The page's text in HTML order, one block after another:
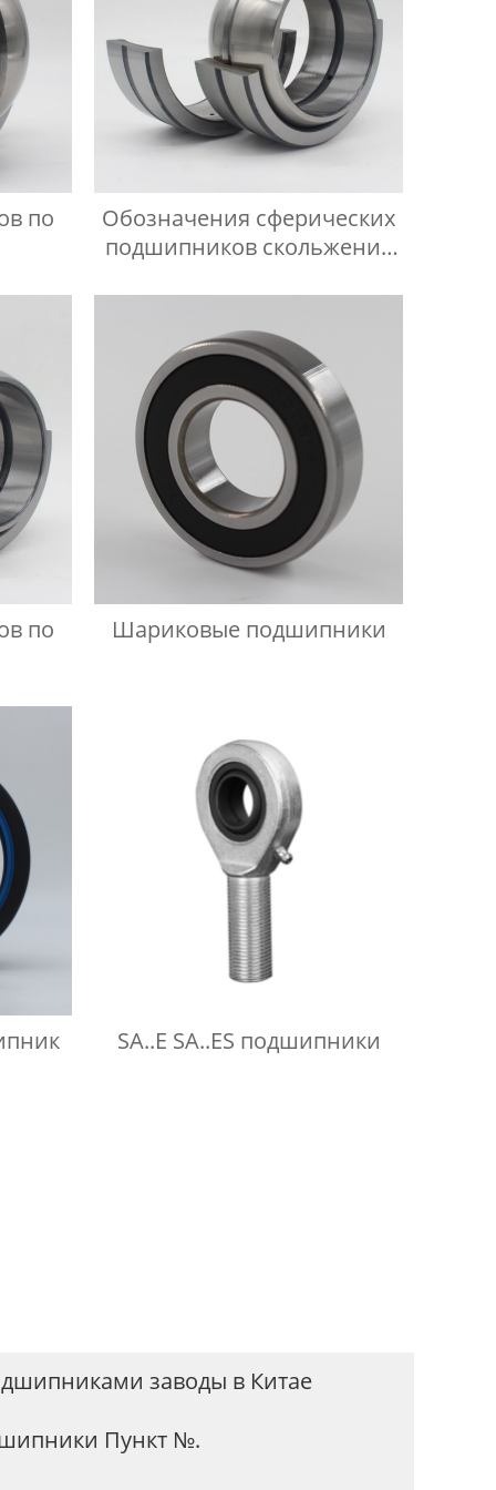
по
Обозначения сферических
подшипников скольжения
по Шариковые подшипники
SA..E SA..ES подшипники
заводы в Китае
Пункт №.